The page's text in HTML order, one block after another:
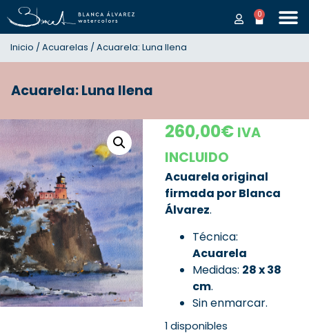
0
Inicio / Acuarelas / Acuarela: Luna llena
Acuarela: Luna llena
260,00€ IVA
INCLUIDO
Acuarela original
firmada por Blanca
Álvarez.
Técnica:
Acuarela
Medidas: 28 x 38
cm.
Sin enmarcar.
1 disponibles